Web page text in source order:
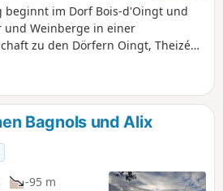
beginnt im Dorf Bois-d'Oingt und
Weinberge in einer
zu den Dörfern Oingt, Theizé
Bagnols und Alix
-95 m